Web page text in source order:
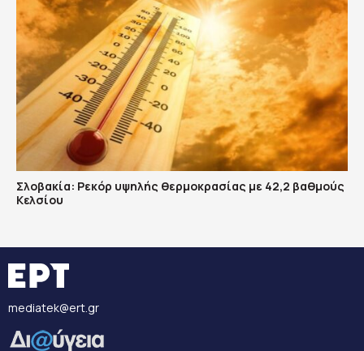
Σλοβακία: Ρεκόρ υψηλής θερμοκρασίας με 42,2 βαθμούς
Κελσίου
mediatek@ert.gr